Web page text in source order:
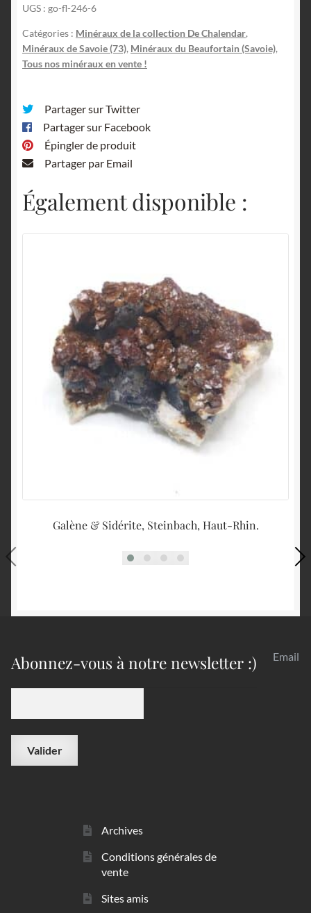
UGS : go-fl-246-6
Catégories : Minéraux de la collection De Chalendar,
Minéraux de Savoie (73), Minéraux du Beaufortain (Savoie),
Tous nos minéraux en vente !
Partager sur Twitter
Partager sur Facebook
Épingler de produit
Partager par Email
Également disponible :
Galène & Sidérite, Steinbach, Haut-Rhin.
Abonnez-vous à notre newsletter :) Email
Archives
Conditions générales de
vente
Sites amis